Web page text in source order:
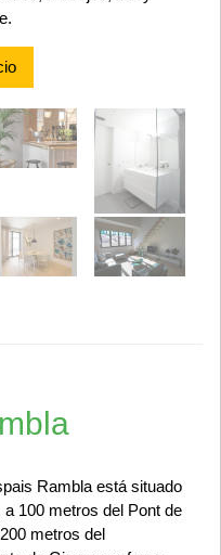
Rambla está situado
a 100 metros del Pont de
metros del